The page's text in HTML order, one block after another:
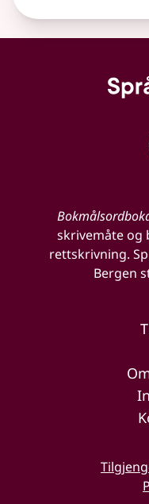
skrivemåte og
rettskrivning.
Bergen